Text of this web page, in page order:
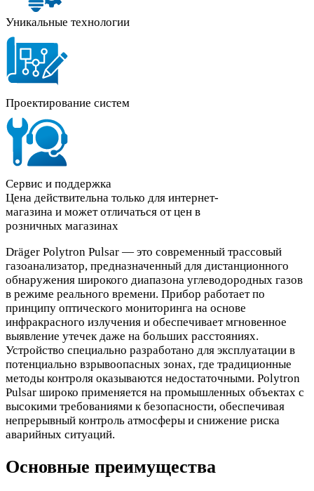
Уникальные технологии
Проектирование систем
Сервис и поддержка
Цена действительна только для интернет-
магазина и может отличаться от цен в
розничных магазинах
Dräger Polytron Pulsar — это современный трассовый
газоанализатор, предназначенный для дистанционного
обнаружения широкого диапазона углеводородных газов
в режиме реального времени. Прибор работает по
принципу оптического мониторинга на основе
инфракрасного излучения и обеспечивает мгновенное
выявление утечек даже на больших расстояниях.
Устройство специально разработано для эксплуатации в
потенциально взрывоопасных зонах, где традиционные
методы контроля оказываются недостаточными. Polytron
Pulsar широко применяется на промышленных объектах с
высокими требованиями к безопасности, обеспечивая
непрерывный контроль атмосферы и снижение риска
аварийных ситуаций.
Основные преимущества